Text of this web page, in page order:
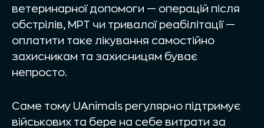
ветеринарної допомоги — операцій після
обстрілів, МРТ чи тривалої реабілітації —
оплатити таке лікування самостійно
захисникам та захисницям буває
непросто.
Саме тому UAnimals регулярно підтримує
військових та бере на себе витрати за